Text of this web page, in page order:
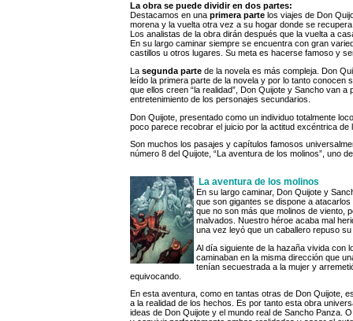
La obra se puede dividir en dos partes:
Destacamos en una primera parte los viajes de Don
morena y la vuelta otra vez a su hogar donde se
Los analistas de la obra dirán después que la vuelta a
En su largo caminar siempre se encuentra con gran
castillos u otros lugares. Su meta es hacerse famoso y
La segunda parte de la novela es más compleja. Don
leído la primera parte de la novela y por lo tanto
que ellos creen “la realidad”, Don Quijote y Sancho van
entretenimiento de los personajes secundarios.
Don Quijote, presentado como un individuo totalmente
poco parece recobrar el juicio por la actitud excéntrica
Son muchos los pasajes y capítulos famosos
número 8 del Quijote, “La aventura de los molinos”, uno
La aventura de los molinos
En su largo caminar, Don Quijote y
que son gigantes se dispone a
que no son más que molinos de viento,
malvados. Nuestro héroe acaba mal
una vez leyó que un caballero repuso
Al día siguiente de la hazaña vivida con
caminaban en la misma dirección que
tenían secuestrada a la mujer y
equivocando.
En esta aventura, como en tantas otras de Don Quijote,
a la realidad de los hechos. Es por tanto esta obra
ideas de Don Quijote y el mundo real de Sancho Panza.